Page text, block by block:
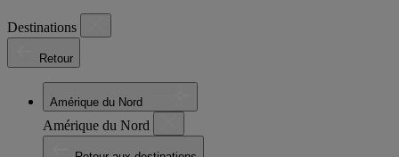
Destinations
Retour
Amérique du Nord
Amérique du Nord